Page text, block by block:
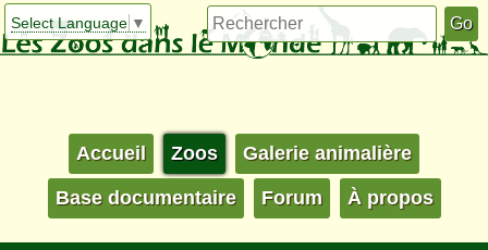
Select Language ▼
Accueil Zoos Galerie animalière
Base documentaire Forum À propos